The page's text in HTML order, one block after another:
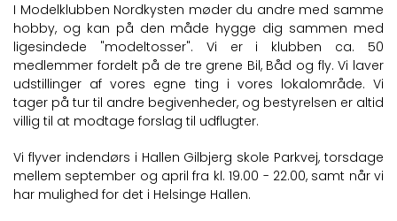
I Modelklubben Nordkysten møder du andre med samme
hobby, og kan på den måde hygge dig sammen med
ligesindede "modeltosser". Vi er i klubben ca. 50
medlemmer fordelt på de tre grene Bil, Båd og fly. Vi laver
udstillinger af vores egne ting i vores lokalområde. Vi
tager på tur til andre begivenheder, og bestyrelsen er altid
villig til at modtage forslag til udflugter.
Vi flyver indendørs i Hallen Gilbjerg skole Parkvej, torsdage
mellem september og april fra kl. 19.00 - 22.00, samt når vi
har mulighed for det i Helsinge Hallen.